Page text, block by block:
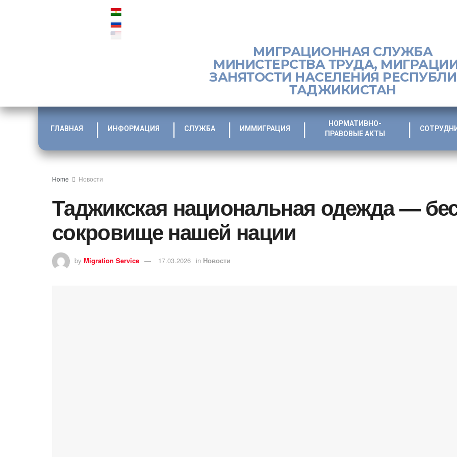
МИГРАЦИОННАЯ СЛУЖБА
МИНИСТЕРСТВА ТРУДА,
ЗАНЯТОСТИ НАСЕЛЕНИЯ
ТАДЖИКИСТАН
ГЛАВНАЯ ИНФОРМАЦИЯ СЛУЖБА ИММИГРАЦИЯ
НОРМАТИВНО-
ПРАВОВЫЕ АКТЫ
Home Новости
Таджикская национальная одежда —
сокровище нашей нации
by Migration Service 17.03.2026 in Новости